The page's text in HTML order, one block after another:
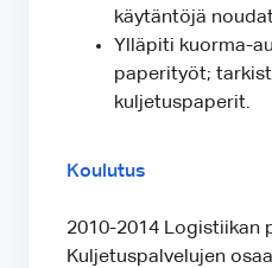
käytäntöjä
Ylläpiti kuorma-
paperityöt;
kuljetuspaperit.
Koulutus
2010-2014 Logistiikan
Kuljetuspalvelujen